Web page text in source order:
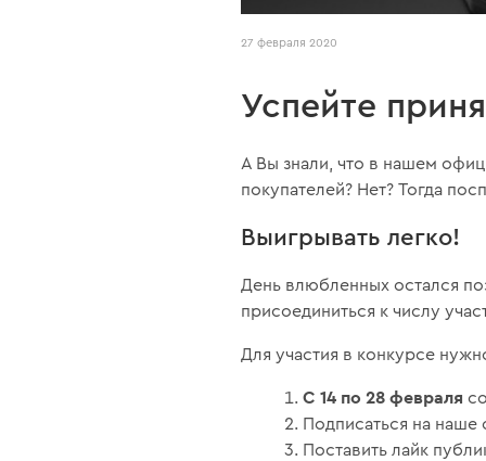
27 февраля 2020
Успейте
А Вы знали, что в нашем
покупателей? Нет? Тогда
Выигрывать легко!
День влюбленных остался
присоединиться к числу
Для участия в конкурсе
С 14 по 28 февраля
Подписаться на
Поставить лайк